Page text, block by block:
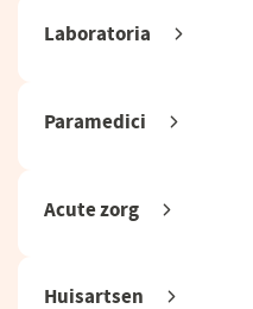
Laboratoria
Paramedici
Acute zorg
Huisartsen